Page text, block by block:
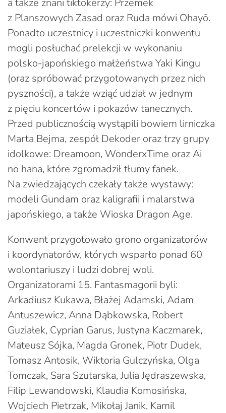
z Planszowych Zasad oraz Ruda mówi Ohayō.
Ponadto uczestnicy i uczestniczki konwentu
mogli posłuchać prelekcji w wykonaniu
polsko-japońskiego małżeństwa Yaki Kingu
(oraz spróbować przygotowanych przez nich
pyszności), a także wziąć udział w jednym
z pięciu koncertów i pokazów tanecznych.
Przed publicznością wystąpili bowiem lirniczka
Marta Bejma, zespół Dekoder oraz trzy grupy
idolkowe: Dreamoon, WonderxTime oraz Ai
no hana, które zgromadził tłumy fanek.
Na zwiedzających czekały także wystawy:
modeli Gundam oraz kaligrafii i malarstwa
japońskiego, a także Wioska Dragon Age.
Konwent przygotowało grono organizatorów
i koordynatorów, których wsparło ponad 60
wolontariuszy i ludzi dobrej woli.
Organizatorami 15. Fantasmagorii byli:
Arkadiusz Kukawa, Błażej Adamski, Adam
Antuszewicz, Anna Dąbkowska, Robert
Guziałek, Cyprian Garus, Justyna Kaczmarek,
Mateusz Sójka, Magda Gronek, Piotr Dudek,
Tomasz Antosik, Wiktoria Gulczyńska, Olga
Tomczak, Sara Szutarska, Julia Jędraszewska,
Filip Lewandowski, Klaudia Komosińska,
Wojciech Pietrzak, Mikołaj Janik, Kamil